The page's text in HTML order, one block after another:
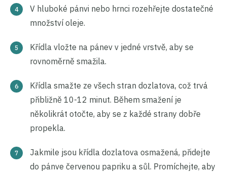
V hluboké pánvi nebo hrnci rozehřejte dostatečné
množství oleje.
Křídla vložte na pánev v jedné vrstvě, aby se
rovnoměrně smažila.
Křídla smažte ze všech stran dozlatova, což trvá
přibližně 10-12 minut. Během smažení je
několikrát otočte, aby se z každé strany dobře
propekla.
Jakmile jsou křídla dozlatova osmažená, přidejte
do pánve červenou papriku a sůl. Promíchejte, aby